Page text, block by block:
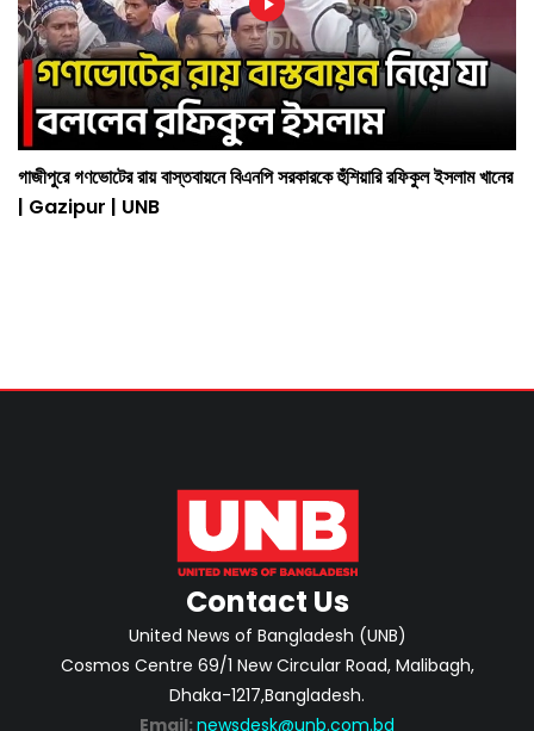
গাজীপুরে গণভোটের রায় বাস্তবায়নে বিএনপি সরকারকে হুঁশিয়ারি রফিকুল ইসলাম খানের
| Gazipur | UNB
Contact Us
United News of Bangladesh (UNB)
Cosmos Centre 69/1 New Circular Road, Malibagh,
Dhaka-1217,Bangladesh.
Email: newsdesk@unb.com.bd